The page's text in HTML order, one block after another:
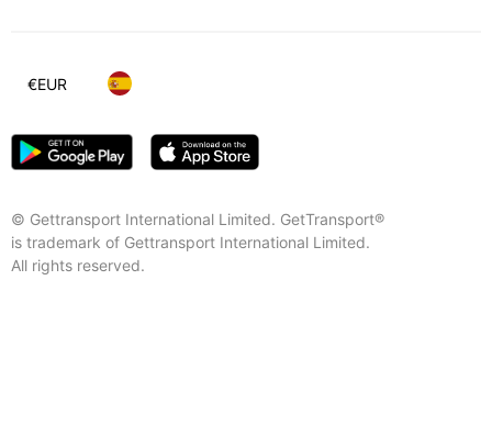
© Gettransport International Limited. GetTransport®
is trademark of Gettransport International Limited.
All rights reserved.
€EUR